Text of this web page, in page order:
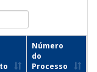
Número
do
Processo